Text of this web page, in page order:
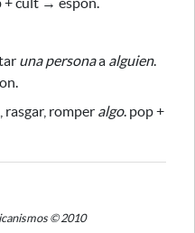
una personaa alguien.
rasgar, romper algo. pop +
© 2010